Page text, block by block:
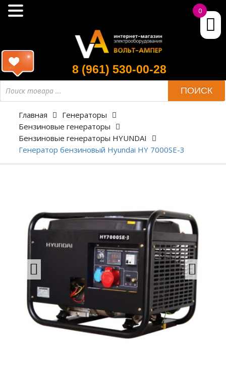
8 (961) 530-00-28
ПОИСК
Главная
Генераторы
Бензиновые генераторы
Бензиновые генераторы HYUNDAI
Генератор бензиновый Hyundai HY 7000SE-3
0